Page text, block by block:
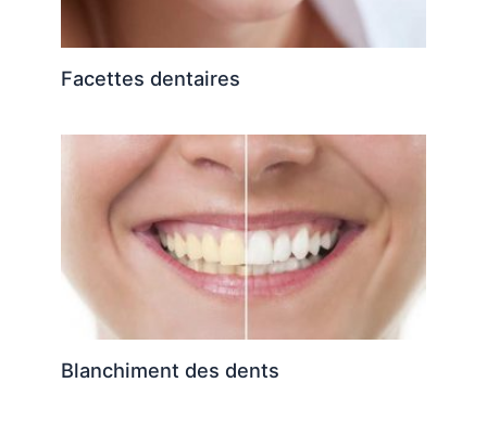
Facettes dentaires
Blanchiment des dents